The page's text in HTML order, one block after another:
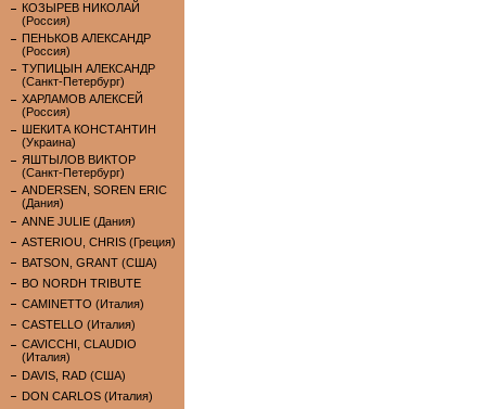
КОЗЫРЕВ НИКОЛАЙ
(Россия)
ПЕНЬКОВ АЛЕКСАНДР
(Россия)
ТУПИЦЫН АЛЕКСАНДР
(Санкт-Петербург)
ХАРЛАМОВ АЛЕКСЕЙ
(Россия)
ШЕКИТА КОНСТАНТИН
(Украина)
ЯШТЫЛОВ ВИКТОР
(Санкт-Петербург)
ANDERSEN, SOREN ERIC
(Дания)
ANNE JULIE (Дания)
ASTERIOU, CHRIS (Греция)
BATSON, GRANT (США)
BO NORDH TRIBUTE
CAMINETTO (Италия)
CASTELLO (Италия)
CAVICCHI, CLAUDIO
(Италия)
DAVIS, RAD (США)
DON CARLOS (Италия)